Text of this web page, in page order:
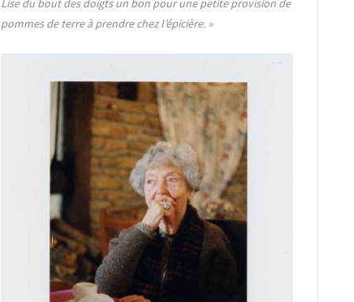
Lise du bout des doigts un bon pour une petite provision de
pommes de terre à prendre chez l’épicière. »